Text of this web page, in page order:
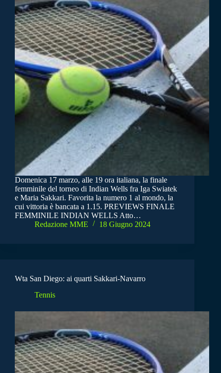
Domenica 17 marzo, alle 19 ora italiana, la finale
femminile del torneo di Indian Wells fra Iga Swiatek
e Maria Sakkari. Favorita la numero 1 al mondo, la
cui vittoria è bancata a 1.15. PREVIEWS FINALE
FEMMINILE INDIAN WELLS Atto…
Redazione MME
18 Giugno 2024
Wta San Diego: ai quarti Sakkari-Navarro
Tennis